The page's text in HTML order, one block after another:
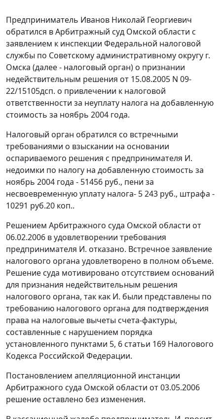
Предприниматель Иванов Николай Георгиевич
обратился в Арбитражный суд Омской области с
заявлением к инспекции Федеральной налоговой
службы по Советскому административному округу г.
Омска (далее - налоговый орган) о признании
недействительным решения от 15.08.2005 N 09-
22/15105дсп. о привлечении к налоговой
ответственности за неуплату налога на добавленную
стоимость за ноябрь 2004 года.
Налоговый орган обратился со встречными
требованиями о взыскании на основании
оспариваемого решения с предпринимателя И.
недоимки по налогу на добавленную стоимость за
ноябрь 2004 года - 51456 руб., пени за
несвоевременную уплату налога- 5 243 руб., штрафа -
10291 руб.20 коп..
Решением Арбитражного суда Омской области от
06.02.2006 в удовлетворении требования
предпринимателя И. отказано. Встречное заявление
налогового органа удовлетворено в полном объеме.
Решение суда мотивировано отсутствием оснований
для признания недействительным решения
налогового органа, так как И. были представлены по
требованию налогового органа для подтверждения
права на налоговые вычеты счета-фактуры,
составленные с нарушением порядка
установленного пунктами 5, 6 статьи 169 Налогового
Кодекса Российской Федерации.
Постановлением апелляционной инстанции
Арбитражного суда Омской области от 03.05.2006
решение оставлено без изменения.